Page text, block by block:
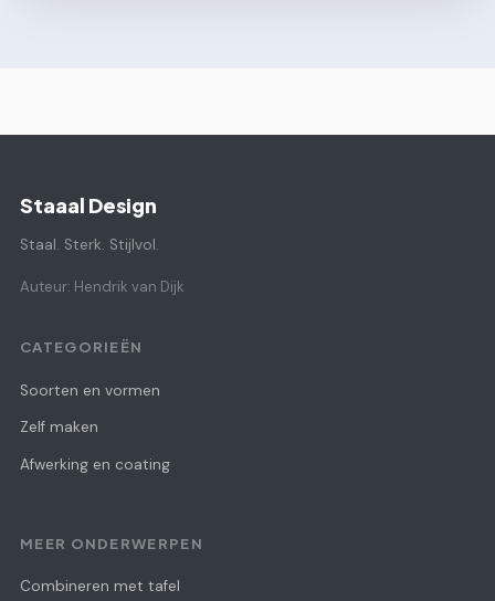
Staaal Design
Staal. Sterk. Stijlvol.
Auteur: Hendrik van Dijk
CATEGORIEËN
Soorten en vormen
Zelf maken
Afwerking en coating
MEER ONDERWERPEN
Combineren met tafel